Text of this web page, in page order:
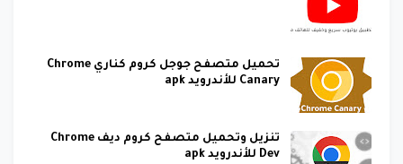
تحميل متصفح جوجل كروم كناري Chrome
Canary للأندرويد apk
تنزيل وتحميل متصفح كروم ديف Chrome
Dev للأندرويد apk